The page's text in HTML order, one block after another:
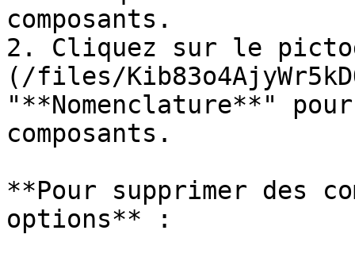
composants.
2. Cliquez sur le
(/files/
"**Nomenclature**"
composants.
**Pour supprimer des
options** :